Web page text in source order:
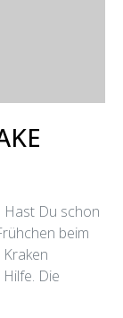
Hast Du schon
beim
Die